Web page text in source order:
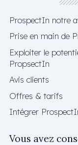
ProspectIn notre
Prise en main de
Exploiter le
PropsectIn
Avis clients
Offres & tarifs
Intégrer
Vous avez